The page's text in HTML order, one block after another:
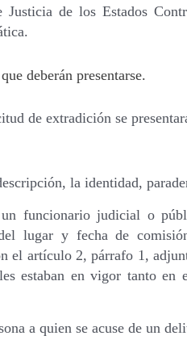
de los Estados
deberán presentarse.
de extradición se
la identidad,
funcionario judicial o
lugar y fecha de
el artículo 2, párrafo 1,
estaban en vigor tanto
a quien se acuse de un